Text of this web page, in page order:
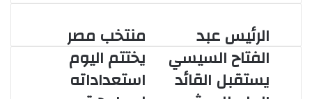
منتخب
مصر
يختتم
اليوم
منتخب مصر
يختتم اليوم
استعداداته
الرئيس
عبد
الفتاح
السيسي
يستقبل
الرئيس عبد
الفتاح السيسي
يستقبل القائد